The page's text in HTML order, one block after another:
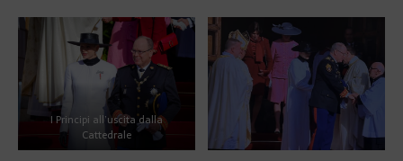
I Principi all’uscita dalla
Cattedrale